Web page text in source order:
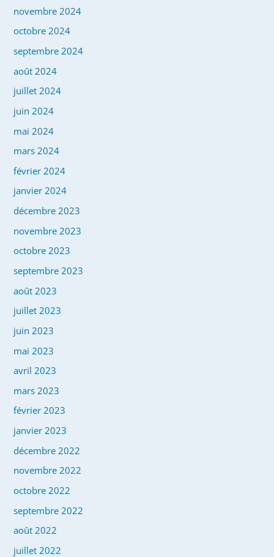
novembre 2024
octobre 2024
septembre 2024
août 2024
juillet 2024
juin 2024
mai 2024
mars 2024
février 2024
janvier 2024
décembre 2023
novembre 2023
octobre 2023
septembre 2023
août 2023
juillet 2023
juin 2023
mai 2023
avril 2023
mars 2023
février 2023
janvier 2023
décembre 2022
novembre 2022
octobre 2022
septembre 2022
août 2022
juillet 2022